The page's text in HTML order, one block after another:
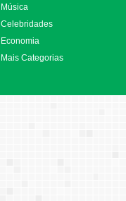
Música
Celebridades
Economia
Mais Categorias